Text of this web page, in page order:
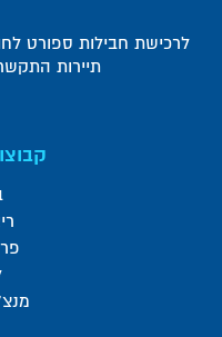
לרכישת חבילות ספורט
תיירות התקשרו עכשיו